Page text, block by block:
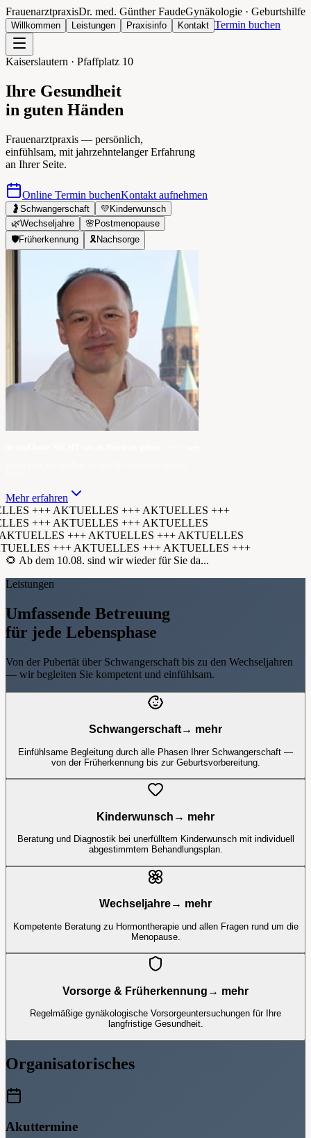
FrauenarztpraxisDr. med. Günther FaudeGynäkologie · Geburtshilfe
Willkommen Leistungen Praxisinfo Kontakt Termin buchen
Kaiserslautern · Pfaffplatz 10
Ihre Gesundheit
in guten Händen
Frauenarztpraxis — persönlich,
einfühlsam, mit jahrzehntelanger Erfahrung
an Ihrer Seite.
Online Termin buchenKontakt aufnehmen
🤰 Schwangerschaft 💛 Kinderwunsch
🌿Wechseljahre 🌸 Postmenopause
🛡️Früherkennung 🎗️Nachsorge
Mehr erfahren
+++ AKTUELLES +++ AKTUELLES +++
+++ AKTUELLES +++ AKTUELLES
+++ AKTUELLES +++ AKTUELLES
+++ AKTUELLES +++ AKTUELLES +++
🌻 Ab dem 10.08. sind wir wieder für Sie da...
Leistungen
Umfassende Betreuung
für jede Lebensphase
Von der Pubertät über Schwangerschaft bis zu den Wechseljahren
— wir begleiten Sie kompetent und einfühlsam.
Schwangerschaft→ mehr
Einfühlsame Begleitung durch alle Phasen Ihrer Schwangerschaft —
von der Früherkennung bis zur Geburtsvorbereitung.
Kinderwunsch → mehr
Beratung und Diagnostik bei unerfülltem Kinderwunsch mit individuell
abgestimmtem Behandlungsplan.
Wechseljahre→ mehr
Kompetente Beratung zu Hormontherapie und allen Fragen rund um die
Menopause.
Vorsorge & Früherkennung → mehr
Regelmäßige gynäkologische Vorsorgeuntersuchungen für Ihre
langfristige Gesundheit.
Organisatorisches
Akuttermine